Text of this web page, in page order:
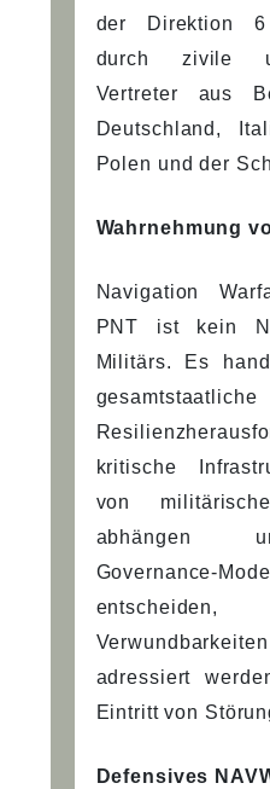
der Direktion
durch zivile
Vertreter aus
Deutschland,
Polen und der
Wahrnehmung
Navigation
PNT ist kein
Militärs. Es
gesamtstaatliche
kritische
von
abhängen
Governance-
adressiert
Eintritt von
Defensives